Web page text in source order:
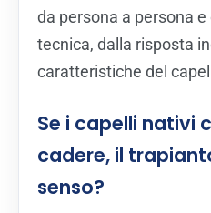
da persona a persona
tecnica, dalla risposta
caratteristiche del
Se i capelli nativi
cadere, il
senso?